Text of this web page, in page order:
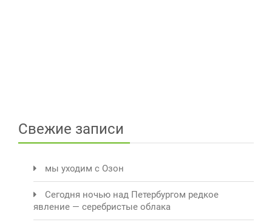
Свежие записи
мы уходим с Озон
Сегодня ночью над Петербургом редкое
явление — серебристые облака